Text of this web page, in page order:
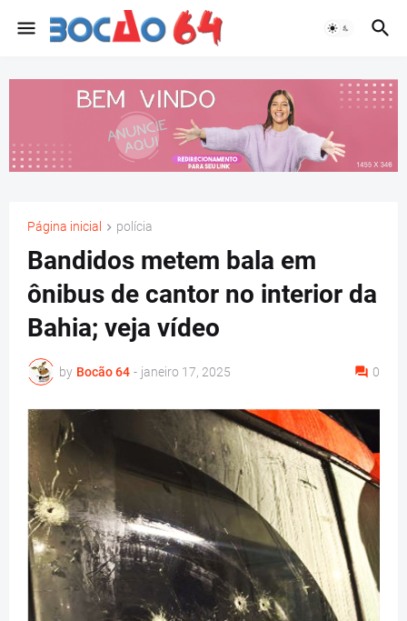
Página inicial polícia
Bandidos metem bala em
ônibus de cantor no interior da
Bahia; veja vídeo
by Bocão 64 - janeiro 17, 2025 0